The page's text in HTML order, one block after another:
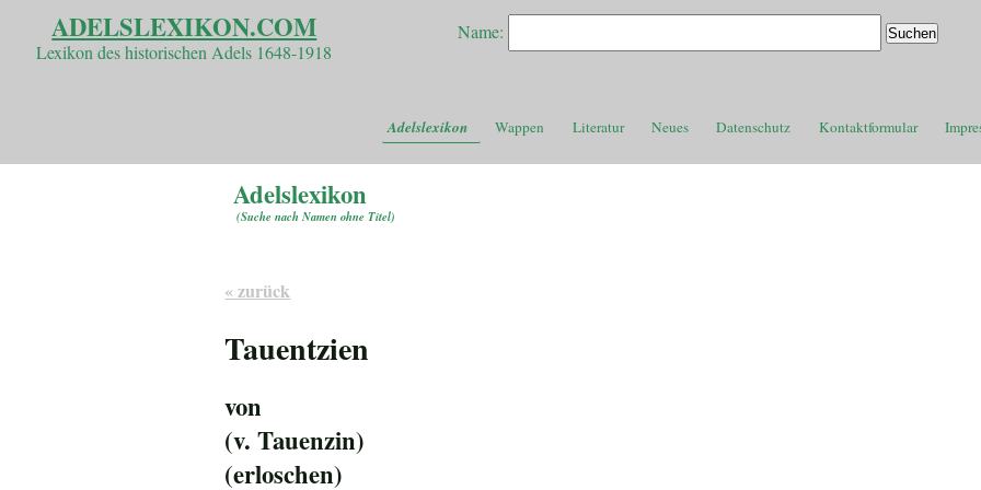
ADELSLEXIKON.COM
Lexikon des historischen Adels 1648-1918
Name:
Adelslexikon Wappen Literatur Neues Datenschutz Kontaktformular
Adelslexikon
(Suche nach Namen ohne Titel)
« zurück
Tauentzien
von
(v. Tauenzin)
(erloschen)